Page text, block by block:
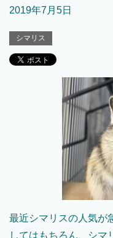
2019年7月5日
シマリス
最近シマリスの人気が
してはもちろん、シマ